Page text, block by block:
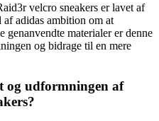
velcro sneakers er lavet af
af adidas ambition om at
genanvendte materialer er denne
og bidrage til en mere
og udformningen af